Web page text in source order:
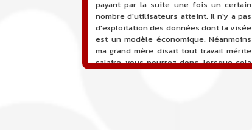
payant par la suite une fois un certain
nombre d'utilisateurs atteint. Il n'y a pas
d'exploitation des données dont la visée
est un modèle économique. Néanmoins
ma grand mère disait tout travail mérite
salaire, vous pourrez donc, lorsque cela